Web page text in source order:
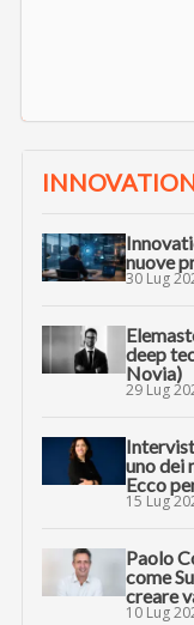
nuove
30 Lug
deep
Novia)
29 Lug
uno dei
Ecco
15 Lug
Paolo
come
creare
10 Lug